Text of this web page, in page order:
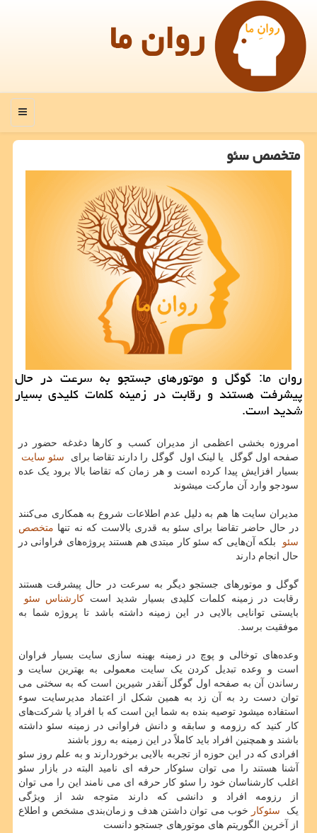
روان ما
منو
متخصص سئو
روان ما: گوگل و موتورهای جستجو به سرعت در حال
پیشرفت هستند و رقابت در زمینه كلمات كلیدی بسیار
شدید است.
امروزه بخشی اعظمی از مدیران کسب و کارها دغدغه حضور در
صفحه اول گوگل یا لینک اول گوگل را دارند تقاضا برای سئو سایت
بسیار افزایش پیدا کرده است و هر زمان که تقاضا بالا برود یک عده
سودجو وارد آن مارکت میشوند
مدیران سایت ها هم به دلیل عدم اطلاعات شروع به همکاری می‌کنند
در حال حاضر تقاضا برای سئو به قدری بالاست که نه تنها متخصص
سئو بلکه آن‌هایی که سئو کار مبتدی هم هستند پروژه‌های فراوانی در
حال انجام دارند
گوگل و موتورهای جستجو دیگر به سرعت در حال پیشرفت هستند
رقابت در زمینه کلمات کلیدی بسیار شدید است کارشناس سئو
بایستی توانایی بالایی در این زمینه داشته باشد تا پروژه شما به
موفقیت برسد.
وعده‌های توخالی و پوچ در زمینه بهینه سازی سایت بسیار فراوان
است و وعده تبدیل کردن یک سایت معمولی به بهترین سایت و
رساندن آن به صفحه اول گوگل آنقدر شیرین است که به سختی می
توان دست رد به آن زد به همین شکل از اعتماد مدیرسایت سوء
استفاده میشود توصیه بنده به شما این است که با افراد یا شرکت‌های
کار کنید که رزومه و سابقه و دانش فراوانی در زمینه سئو داشته
باشند و همچنین افراد باید کاملاً در این زمینه به روز باشند
افرادی که در این حوزه از تجربه بالایی برخوردارند و به علم روز سئو
آشنا هستند را می توان سئوکار حرفه ای نامید البته در بازار سئو
اغلب کارشناسان خود را سئو کار حرفه ای می نامند این را می توان
از رزومه افراد و دانشی که دارند متوجه شد از ویژگی
یک سئوکار خوب می توان داشتن هدف و زمان‌بندی مشخص و اطلاع
از آخرین الگوریتم های موتورهای جستجو دانست